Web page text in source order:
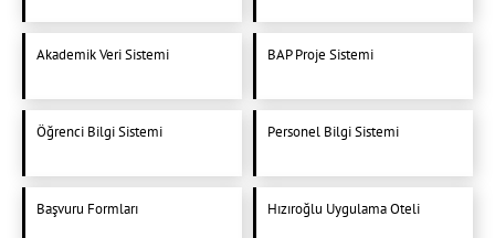
Akademik Veri Sistemi BAP Proje Sistemi
Öğrenci Bilgi Sistemi Personel Bilgi Sistemi
Başvuru Formları Hızıroğlu Uygulama Oteli